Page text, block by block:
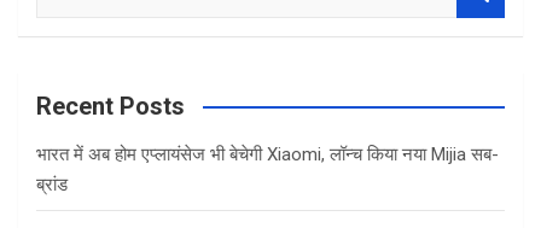
a
c
Recent Posts
भारत में अब होम एप्लायंसेज भी बेचेगी Xiaomi, लॉन्च किया नया Mijia सब-
ब्रांड